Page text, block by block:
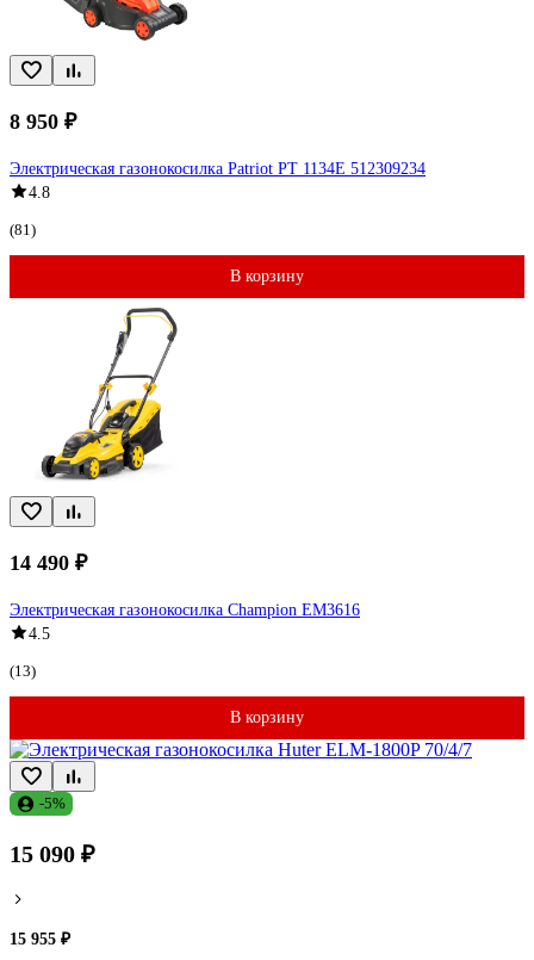
8 950 ₽
Электрическая газонокосилка Patriot PT 1134E 512309234
4.8
(81)
В корзину
14 490 ₽
Электрическая газонокосилка Champion EM3616
4.5
(13)
В корзину
-5%
15 090 ₽
15 955 ₽